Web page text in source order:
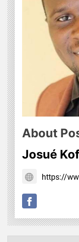
About
Josué
https://